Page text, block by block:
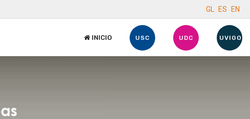
GL ES EN
INICIO USC UDC UVIGO